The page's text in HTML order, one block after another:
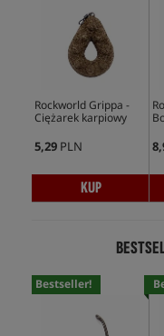
Rockworld Grippa -
Ciężarek karpiowy
5,29 PLN
KUP
Bestseller!